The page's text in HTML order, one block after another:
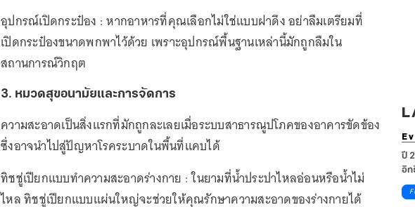
ปี
อิท
อุปกรณ์เปิดกระป๋อง : หากอาหารที่คุณเลือกไม่ใช่แบบฝาดึง อย่าลืมเตรียมที่
เปิดกระป๋องขนาดพกพาไว้ด้วย เพราะอุปกรณ์พื้นฐานเหล่านี้มักถูกลืมใน
สถานการณ์วิกฤต
3. หมวดสุขอนามัยและการจัดการ
ความสะอาดเป็นสิ่งแรกที่มักถูกละเลยเมื่อระบบสาธารณูปโภคของอาคารขัดข้อง
ซึ่งอาจนำไปสู่ปัญหาโรคระบาดในพื้นที่แคบได้
ทิชชู่เปียกแบบทำความสะอาดร่างกาย : ในยามที่น้ำประปาไหลอ่อนหรือน้ำไม่
ไหล ทิชชู่เปียกแบบแผ่นใหญ่จะช่วยให้คุณรักษาความสะอาดของร่างกายได้